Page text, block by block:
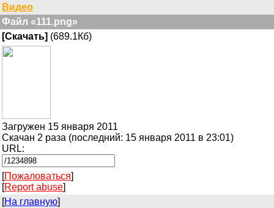
Видео
Файл «111.png»
[Скачать] (689.1Кб)
Загружен 15 января 2011
Скачан 2 раза (последний: 15 января 2011 в 23:01)
URL:
[Пожаловаться]
[Report abuse]
[На главную]